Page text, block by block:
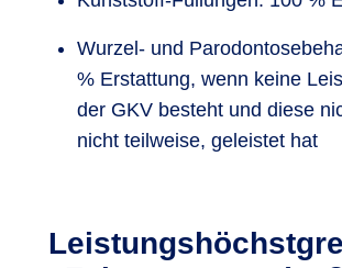
Wurzel- und
% Erstattung, wenn keine
der GKV besteht und diese
nicht teilweise, geleistet hat